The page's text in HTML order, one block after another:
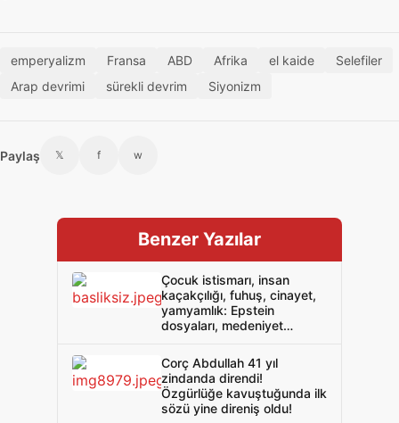
emperyalizm Fransa ABD Afrika el kaide
Selefiler
Arap devrimi
sürekli devrim Siyonizm
Paylaş 𝕏 f w
Benzer Yazılar
Çocuk istismarı, insan
kaçakçılığı, fuhuş, cinayet,
yamyamlık: Epstein
dosyaları, medeniyet
ifşa etti!
Corç Abdullah 41 yıl
zindanda direndi!
Özgürlüğe kavuştuğunda ilk
sözü yine direniş oldu!